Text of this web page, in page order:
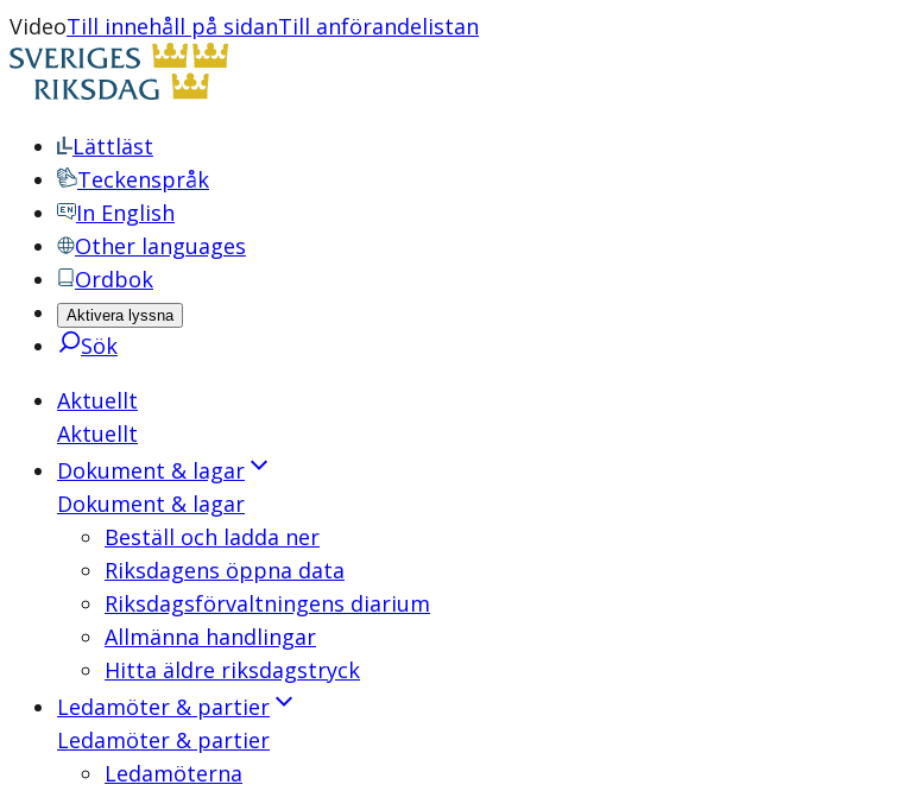
VideoTill innehåll på sidanTill anförandelistan
Lättläst
Teckenspråk
In English
Other languages
Ordbok
Aktivera lyssna
Sök
Aktuellt
Aktuellt
Dokument & lagar
Dokument & lagar
Beställ och ladda ner
Riksdagens öppna data
Riksdagsförvaltningens diarium
Allmänna handlingar
Hitta äldre riksdagstryck
Ledamöter & partier
Ledamöter & partier
Ledamöterna